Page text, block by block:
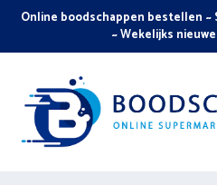
Skip
content
Online boodschappen bestellen
~ Wekelijks